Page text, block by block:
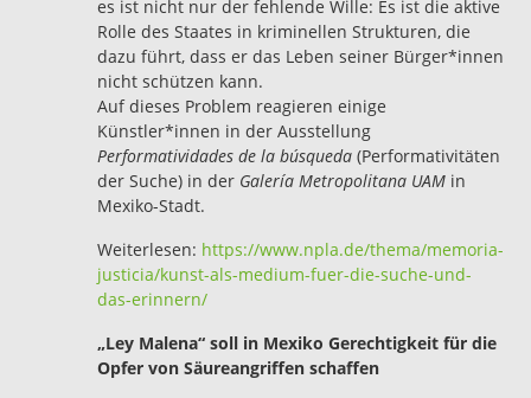
es ist nicht nur der fehlende Wille: Es ist die aktive
Rolle des Staates in kriminellen Strukturen, die
dazu führt, dass er das Leben seiner Bürger*innen
nicht schützen kann.
Auf dieses Problem reagieren einige
Künstler*innen in der Ausstellung
Performatividades de la búsqueda(Performativitäten
der Suche) in der Galería Metropolitana UAM in
Mexiko-Stadt.
Weiterlesen: https://www.npla.de/thema/memoria-
justicia/kunst-als-medium-fuer-die-suche-und-
das-erinnern/
„Ley Malena“ soll in Mexiko Gerechtigkeit für die
Opfer von Säureangriffen schaffen